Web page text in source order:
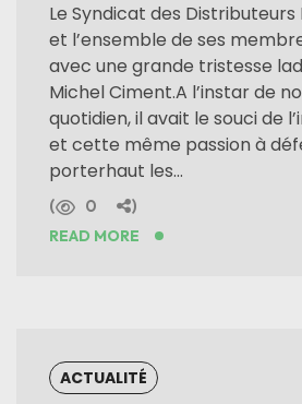
Le Syndicat des
et l’ensemble de ses
avec une grande tristesse
Michel Ciment.A l’instar de
quotidien, il avait le souci de
et cette même passion à
porterhaut les...
READ MORE
0
ACTUALITÉ